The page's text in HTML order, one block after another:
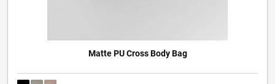
Matte PU Cross Body Bag